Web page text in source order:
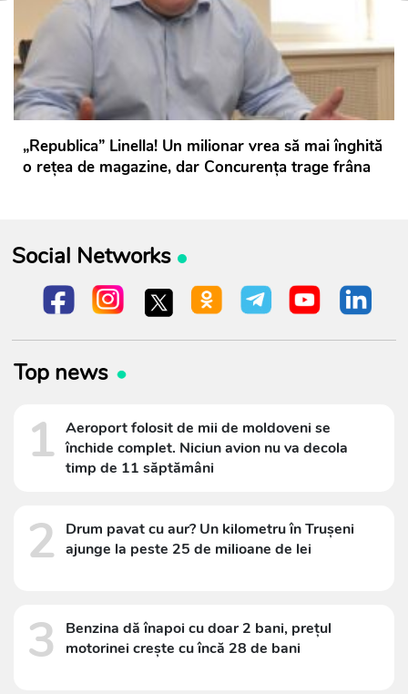
„Republica” Linella! Un milionar vrea să mai înghită
o rețea de magazine, dar Concurența trage frâna
Social Networks
Top news
1 Aeroport folosit de mii de moldoveni se
închide complet. Niciun avion nu va decola
timp de 11 săptămâni
2
Drum pavat cu aur? Un kilometru în Trușeni
ajunge la peste 25 de milioane de lei
3
Benzina dă înapoi cu doar 2 bani, prețul
motorinei crește cu încă 28 de bani